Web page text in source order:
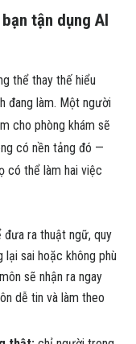
tận dụng AI
thể thay thế hiểu
đang làm. Một người
cho phòng khám sẽ
có nền tảng đó —
có thể làm hai việc
đưa ra thuật ngữ, quy
sai hoặc không phù
sẽ nhận ra ngay
dễ tin và làm theo